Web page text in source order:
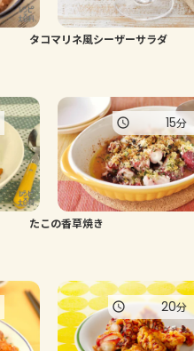
タコマリネ風シーザーサラダ
たこの香草焼き
15分
20分